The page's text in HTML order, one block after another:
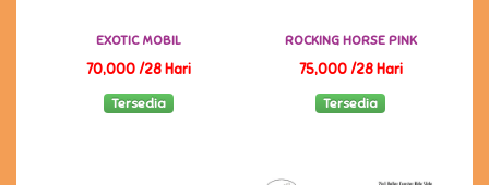
EXOTIC MOBIL
70,000 /28 Hari
Tersedia
ROCKING HORSE PINK
75,000 /28 Hari
Tersedia